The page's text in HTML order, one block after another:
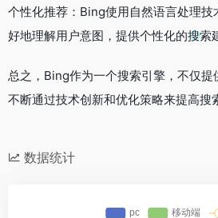
个性化推荐：Bing使用自然语言处理技
好地理解用户意图，提供个性化的搜索
总之，Bing作为一个搜索引擎，不仅
不断通过技术创新和优化策略来提高搜
数据统计